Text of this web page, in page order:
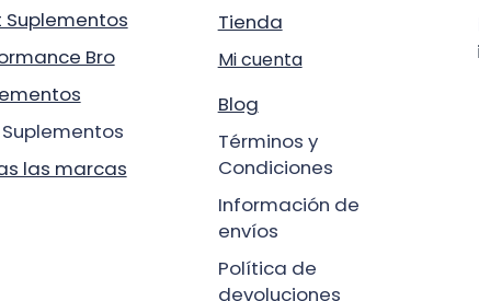
Suplementos
Bro
Suplementos
las marcas
Tienda
Mi cuenta
Blog
Términos y
Condiciones
Información de
envíos
Política de
devoluciones